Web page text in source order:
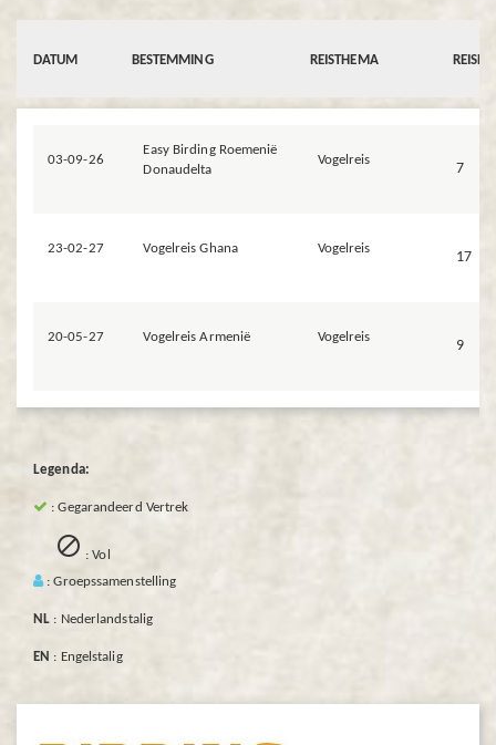
DATUM BESTEMMING REISTHEMA
03-09-26
Easy Birding Roemenië
Donaudelta
Vogelreis 7
23-02-27 Vogelreis Ghana Vogelreis 17
20-05-27 Vogelreis Armenië Vogelreis 9
Legenda:
: Gegarandeerd Vertrek
 : Vol
: Groepssamenstelling
NL : Nederlandstalig
EN : Engelstalig